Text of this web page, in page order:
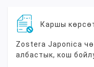
Каршы
Zostera Japonica
албастык, кош